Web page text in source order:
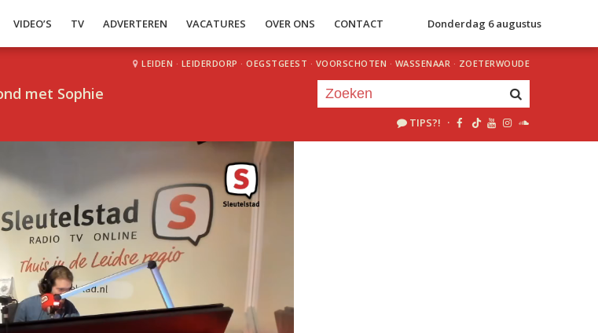
VIDEO’S TV ADVERTEREN VACATURES OVER ONS CONTACT Donderdag 6 augustus
met Sophie
LEIDEN · LEIDERDORP · OEGSTGEEST · VOORSCHOTEN · WASSENAAR · ZOETERWOUDE
TIPS?! ·